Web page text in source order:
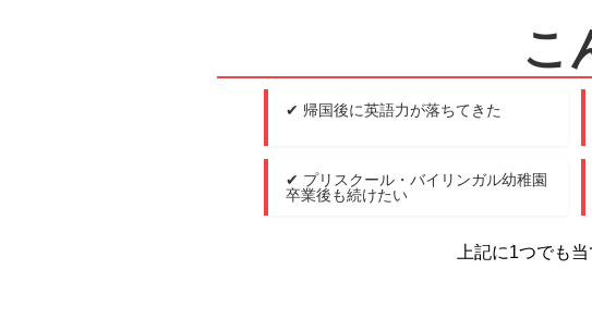
こ
✔ 帰国後に英語力が落ちてきた
✔ プリスクール・バイリンガル幼稚園
卒業後も続けたい
上記に1つでも